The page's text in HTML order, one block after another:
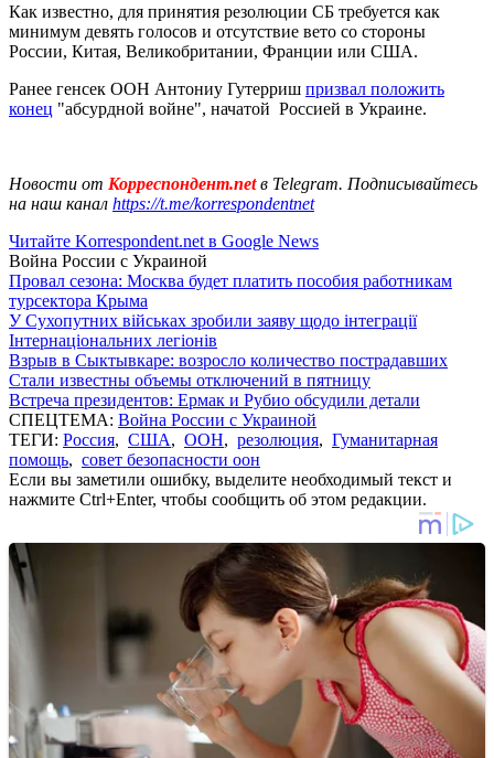
Как известно, для принятия резолюции СБ требуется как
минимум девять голосов и отсутствие вето со стороны
России, Китая, Великобритании, Франции или США.
Ранее генсек ООН Антониу Гутерриш призвал положить
конец "абсурдной войне", начатой Россией в Украине.
Новости от Корреспондент.netв Telegram. Подписывайтесь
на наш канал https://t.me/korrespondentnet
Читайте Korrespondent.net в Google News
Война России с Украиной
Провал сезона: Москва будет платить пособия работникам
турсектора Крыма
У Сухопутних військах зробили заяву щодо інтеграції
Інтернаціональних легіонів
Взрыв в Сыктывкаре: возросло количество пострадавших
Стали известны объемы отключений в пятницу
Встреча президентов: Ермак и Рубио обсудили детали
СПЕЦТЕМА: Война России с Украиной
ТЕГИ: Россия, США, ООН, резолюция, Гуманитарная
помощь, совет безопасности оон
Если вы заметили ошибку, выделите необходимый текст и
нажмите Ctrl+Enter, чтобы сообщить об этом редакции.